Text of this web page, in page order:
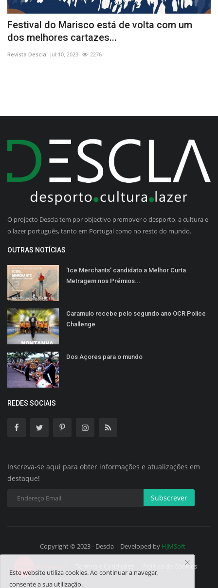
Festival do Marisco está de volta com um
dos melhores cartazes...
Revista Descla Jul 10, 2023 2276
O projecto Descla tem por objectivo promover o desporto, a cultura e
o lazer português, tanto em Portugal como no resto do mundo.
OUTRAS NOTÍCIAS
'Ice Merchants' candidato a Melhor Curta
Metragem nos Prémios...
Caramulo recebe pelo segundo ano OCR Police
Challenge
Dos Açores para o mundo
REDES SOCIAIS
Inscreva-se aqui para obter informações e atualizações em
destaque!
Subscrever
Copyright © 2023 - Descla | Developed by HJMSoft
Política de Cookies
Este website utiliza cookies. Ao continuar a navegar,
consente a sua utilização.